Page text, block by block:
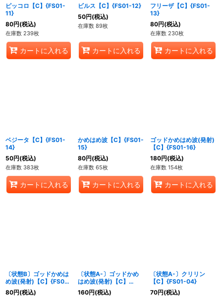
ピッコロ【C】{FS01-
11}
80円(税込)
在庫数 239枚
カートに入れる
ビルス【C】{FS01-12}
50円(税込)
在庫数 89枚
カートに入れる
フリーザ【C】{FS01-
13}
80円(税込)
在庫数 230枚
カートに入れる
ベジータ【C】{FS01-
14}
50円(税込)
在庫数 383枚
カートに入れる
かめはめ波【C】{FS01-
15}
80円(税込)
在庫数 65枚
カートに入れる
ゴッドかめはめ波(発射)
【C】{FS01-16}
180円(税込)
在庫数 154枚
カートに入れる
〔状態B〕ゴッドかめは
め波(発射)【C】{FS01-
16}
80円(税込)
〔状態A-〕ゴッドかめ
はめ波(発射)【C】
{FS01-16}
160円(税込)
〔状態A-〕クリリン
【C】{FS01-04}
70円(税込)